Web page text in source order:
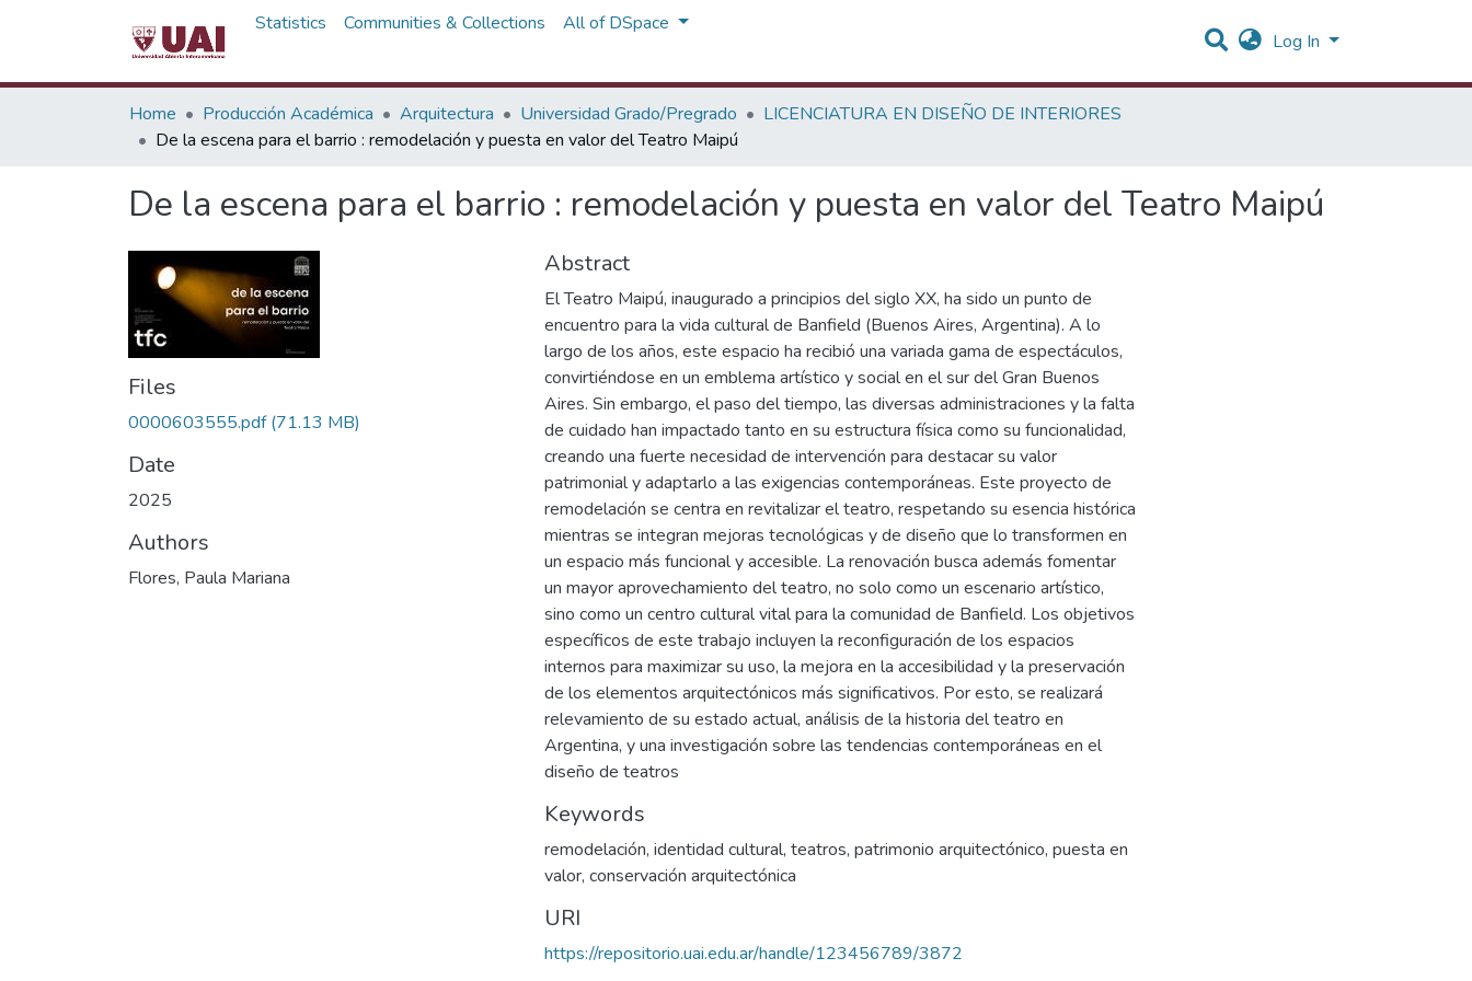
Statistics Communities & Collections All of DSpace
Log In
Home Producción Académica Arquitectura Universidad Grado/Pregrado
LICENCIATURA EN DISEÑO DE INTERIORES
De la escena para el barrio : remodelación y puesta en valor del Teatro Maipú
De la escena para el barrio : remodelación y puesta en valor del Teatro Maipú
Files
0000603555.pdf (71.13 MB)
Date
2025
Authors
Flores, Paula Mariana
Abstract
El Teatro Maipú, inaugurado a principios del siglo XX, ha sido un punto de
encuentro para la vida cultural de Banfield (Buenos Aires, Argentina). A lo
largo de los años, este espacio ha recibió una variada gama de espectáculos,
convirtiéndose en un emblema artístico y social en el sur del Gran Buenos
Aires. Sin embargo, el paso del tiempo, las diversas administraciones y la falta
de cuidado han impactado tanto en su estructura física como su funcionalidad,
creando una fuerte necesidad de intervención para destacar su valor
patrimonial y adaptarlo a las exigencias contemporáneas. Este proyecto de
remodelación se centra en revitalizar el teatro, respetando su esencia histórica
mientras se integran mejoras tecnológicas y de diseño que lo transformen en
un espacio más funcional y accesible. La renovación busca además fomentar
un mayor aprovechamiento del teatro, no solo como un escenario artístico,
sino como un centro cultural vital para la comunidad de Banfield. Los objetivos
específicos de este trabajo incluyen la reconfiguración de los espacios
internos para maximizar su uso, la mejora en la accesibilidad y la preservación
de los elementos arquitectónicos más significativos. Por esto, se realizará
relevamiento de su estado actual, análisis de la historia del teatro en
Argentina, y una investigación sobre las tendencias contemporáneas en el
diseño de teatros
Keywords
remodelación, identidad cultural, teatros, patrimonio arquitectónico, puesta en
valor, conservación arquitectónica
URI
https://repositorio.uai.edu.ar/handle/123456789/3872